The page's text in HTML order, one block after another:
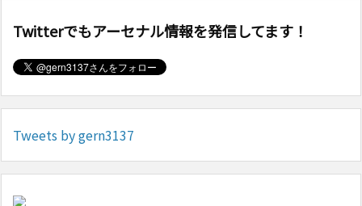
Twitterでもアーセナル情報を発信してます！
Tweets by gern3137